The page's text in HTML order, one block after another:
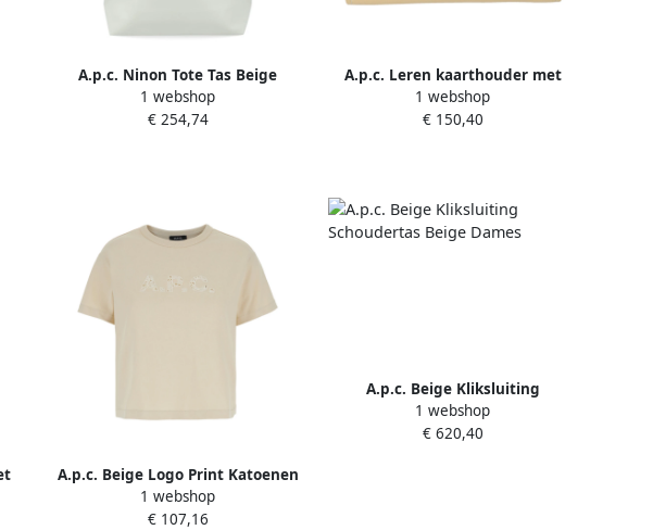
A.p.c. Ninon Tote Tas Beige
Dames
1 webshop
€ 254,74
A.p.c. Leren kaarthouder met
drukknoopsluiting Beige Dames
1 webshop
€ 150,40
A.p.c. Beige Logo Print Katoenen
T-shirt Beige Dames
1 webshop
€ 107,16
A.p.c. Beige Kliksluiting
Schoudertas Beige Dames
1 webshop
€ 620,40